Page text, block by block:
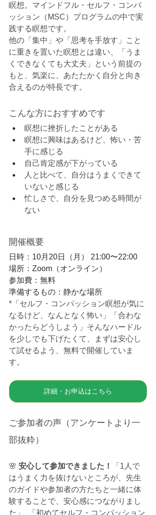
瞑想。マインドフル・セルフ・コンパ
ッション（MSC）プログラムの中で実
践する瞑想です。
他の「集中」や「思考を手放す」こと
に重きを置いた瞑想とは違い、「うま
くできなくても大丈夫」という前提の
もと、気楽に、あたたかく自分と向き
合えるのが特長です。
こんな方におすすめです
瞑想に挫折したことがある
瞑想に興味はあるけど、怖い・苦
手に感じる
自己肯定感が下がっている
人と比べて、自分はうまくできて
いないと感じる
忙しさで、自分を見つめる時間が
ない
開催概要
日時：10月20日（月） 21:00〜22:00
場所：Zoom（オンライン）
参加費：無料
準備するもの：静かな場所
*「セルフ・コンパッション瞑想が気に
なるけど、なんとなく怖い」「合わな
かったらどうしよう」そんなハードル
を少しでも下げたくて、まずは安心し
て試せるよう、無料で開催していま
す。
詳細・お申込はこちら
ご参加者の声（アンケートより一
部抜粋）
🌸 安心して参加できました！
「1人で
はうまく力を抜けないところが、先生
のガイドや参加者の方たちと一緒に体
験することで、安心感につながりまし
た」  「初めてセルフ・コンパッション